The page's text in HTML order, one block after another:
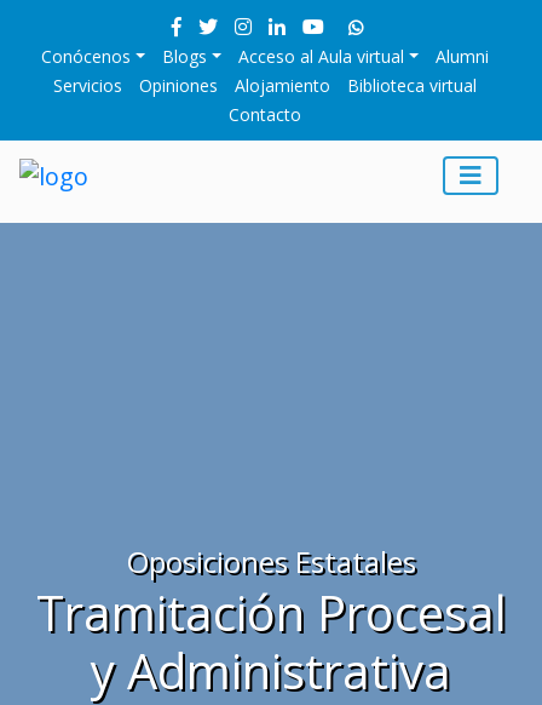
Conócenos Blogs Acceso al Aula virtual
Alumni
Servicios
Opiniones Alojamiento
Biblioteca virtual
Contacto
Oposiciones Estatales
Tramitación Procesal
y Administrativa